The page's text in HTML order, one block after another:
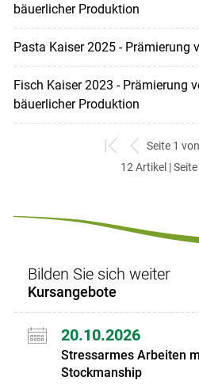
bäuerlicher Produktion
Pasta Kaiser 2025 - Prämierung
Fisch Kaiser 2023 - Prämierung
bäuerlicher Produktion
zum
ersten
zurück
zum
Seite 1
12 Artikel |
Bilden Sie sich weiter
Kursangebote
20.10.2026
Stressarmes Arbeiten
Stockmanship